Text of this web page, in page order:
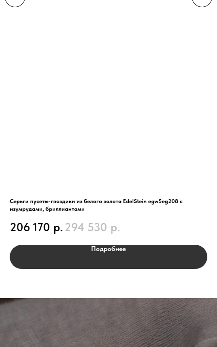
Серьги пусеты-гвоздики из белого золота EdelStein egw5eg208 с
изумрудами, бриллиантами
206 170 р.294 530 р.
Подробнее